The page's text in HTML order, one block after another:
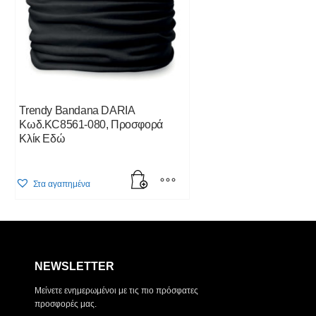
Trendy Bandana DARIA
Κωδ.KC8561-080, Προσφορά
Κλίκ Εδώ
Στα αγαπημένα
NEWSLETTER
Μείνετε ενημερωμένοι με τις πιο πρόσφατες
προσφορές μας.